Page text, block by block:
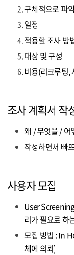
구체적으로 파
일정
적용할 조사 방
대상 및 구성
비용(리크루팅,
조사 계획서 작
왜 / 무엇을 / 어
작성하면서 빠
사용자 모집
User
리가 필요로 하
모집 방법 : In
체에 의뢰)